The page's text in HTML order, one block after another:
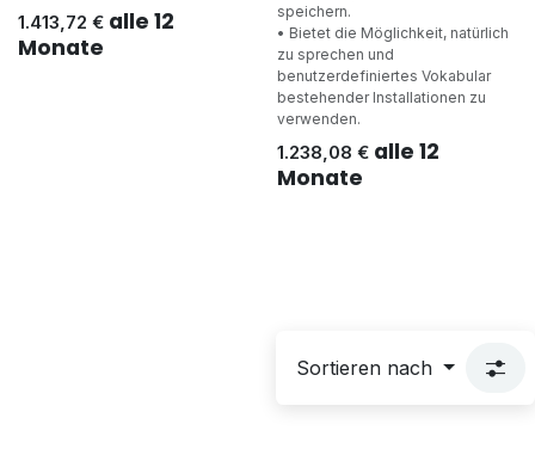
1.413,72 € alle 12
Monate
speichern.
• Bietet die Möglichkeit, natürlich
zu sprechen und
benutzerdefiniertes Vokabular
bestehender Installationen zu
verwenden.
1.238,08 € alle 12
Monate
Sortieren nach